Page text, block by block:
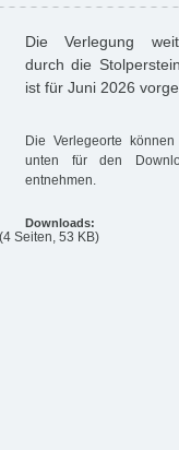
Die Verlegung
durch die
ist für Juni 2026
Die Verlegeorte
unten für den
entnehmen.
Downloads:
(4 Seiten, 53 KB)